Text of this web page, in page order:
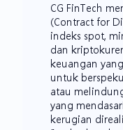
CG FinTech
(Contract for
indeks spot,
dan
keuangan
untuk
atau
yang
kerugian